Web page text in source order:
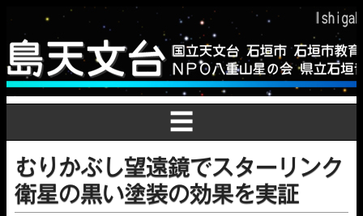
☰
むりかぶし望遠鏡でスターリンク
衛星の黒い塗装の効果を実証